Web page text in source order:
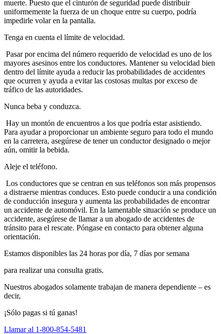
muerte. Puesto que el cinturón de seguridad puede distribuir
uniformemente la fuerza de un choque entre su cuerpo, podría
impedirle volar en la pantalla.
Tenga en cuenta el límite de velocidad.
Pasar por encima del número requerido de velocidad es uno de los
mayores asesinos entre los conductores. Mantener su velocidad bien
dentro del límite ayuda a reducir las probabilidades de accidentes
que ocurren y ayuda a evitar las costosas multas por exceso de
tráfico de las autoridades.
Nunca beba y conduzca.
Hay un montón de encuentros a los que podría estar asistiendo.
Para ayudar a proporcionar un ambiente seguro para todo el mundo
en la carretera, asegúrese de tener un conductor designado o mejor
aún, omitir la bebida.
Aleje el teléfono.
Los conductores que se centran en sus teléfonos son más propensos
a distraerse mientras conduces. Esto puede conducir a una condición
de conducción insegura y aumenta las probabilidades de encontrar
un accidente de automóvil. En la lamentable situación se produce un
accidente, asegúrese de llamar a un abogado de accidentes de
tránsito para el rescate. Póngase en contacto para obtener alguna
orientación.
Estamos disponibles las 24 horas por día, 7 días por semana
para realizar una consulta gratis.
Nuestros abogados solamente trabajan de manera dependiente – es
decir,
¡Sólo pagas si tú ganas!
Llamar al 1-800-854-5481